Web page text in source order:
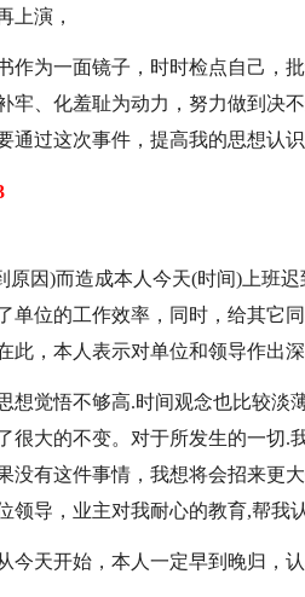
上演，
作为一面镜子，时时检点自己，
牢、化羞耻为动力，努力做到决
通过这次事件，提高我的思想认
因)而造成本人今天(时间)上班
单位的工作效率，同时，给其它
此，本人表示对单位和领导作出
想觉悟不够高.时间观念也比较淡
很大的不变。对于所发生的一切.
没有这件事情，我想将会招来更
领导，业主对我耐心的教育,帮我
今天开始，本人一定早到晚归，